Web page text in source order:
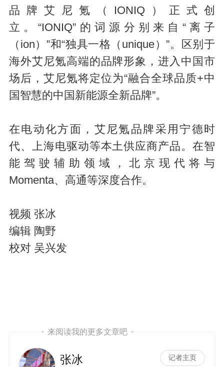
a
y
品牌艾尼氪（IONIQ）正式创
立。“IONIQ”的词源分别来自“离子
（ion）”和“独具一格（unique）”。区别于
海外艾尼氪高端的品牌形象，进入中国市
场后，艾尼氪将定位为“融合全球品质+中
国智慧的中国新能源全新品牌”。
在电动化方面，艾尼氪品牌采用宁德时
代、上海电驱动等本土供应商产品。在智
能驾驶辅助领域，北京现代将与
Momenta、高通等深度合作。
视频 张冰
编辑 陶野
校对 吴兴发
来阅读我的更多文章吧
张冰 记者主页